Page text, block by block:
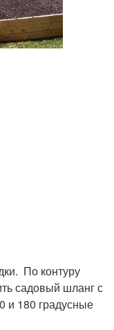
По контуру
садовый шланг с
и 180 градусные